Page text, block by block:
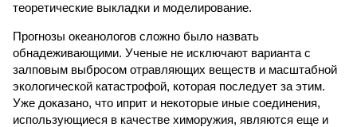
теоретические выкладки и моделирование.
Прогнозы океанологов сложно было назвать
обнадеживающими. Ученые не исключают варианта с
залповым выбросом отравляющих веществ и масштабной
экологической катастрофой, которая последует за этим.
Уже доказано, что иприт и некоторые иные соединения,
использующиеся в качестве химоружия, являются еще и